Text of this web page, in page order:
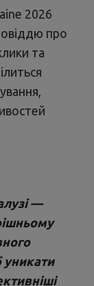
2026
про
та
—